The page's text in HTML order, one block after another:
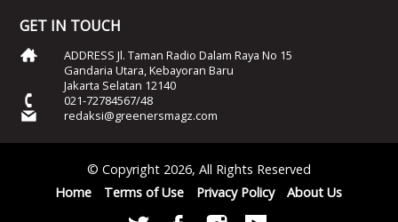
GET IN TOUCH
ADDRESS Jl. Taman Radio Dalam Raya No 15
Gandaria Utara, Kebayoran Baru
Jakarta Selatan 12140
021-72784567/48
redaksi@greenersmagz.com
© Copyright 2026, All Rights Reserved
Home
Terms of Use Privacy Policy About Us